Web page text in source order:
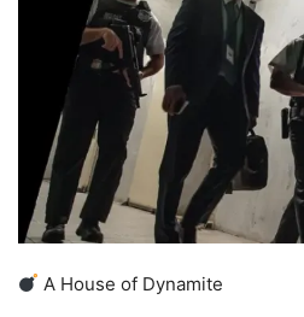
A House of Dynamite